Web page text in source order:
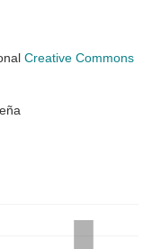
Creative Commons